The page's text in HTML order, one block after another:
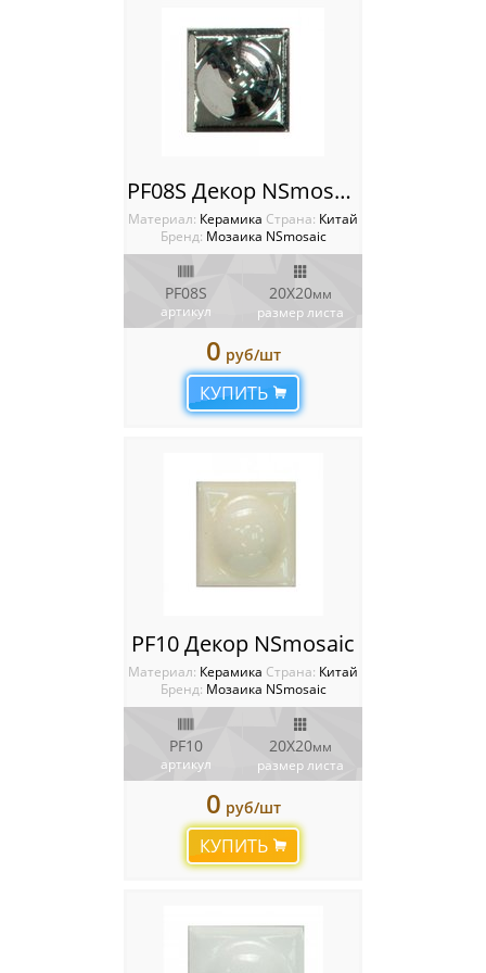
Мозаика Starmosaic
Мозаика Tonomosaic
Мозаика Опера Декора
PF08S Декор NSmosaic
Материал: Керамика Cтрана: Китай
Бренд: Мозаика NSmosaic
PF08S
артикул
20X20мм
размер листа
0 руб/шт
КУПИТЬ
PF10 Декор NSmosaic
Материал: Керамика Cтрана: Китай
Бренд: Мозаика NSmosaic
PF10
артикул
20X20мм
размер листа
0 руб/шт
КУПИТЬ